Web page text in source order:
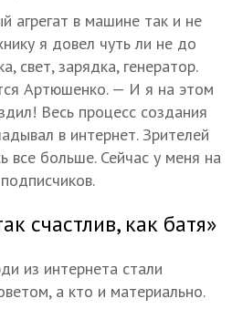
агрегат в машине так и не
я довел чуть ли не до
свет, зарядка, генератор.
Артюшенко. — И я на этом
Весь процесс создания
в интернет. Зрителей
все больше. Сейчас у меня на
счастлив, как батя»
из интернета стали
а кто и материально.